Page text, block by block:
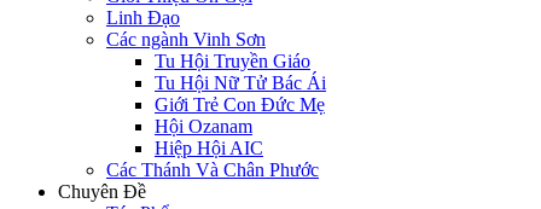
Linh Đạo
Các ngành Vinh Sơn
Tu Hội Truyền Giáo
Tu Hội Nữ Tử Bác Ái
Giới Trẻ Con Đức Mẹ
Hội Ozanam
Hiệp Hội AIC
Các Thánh Và Chân Phước
Chuyên Đề